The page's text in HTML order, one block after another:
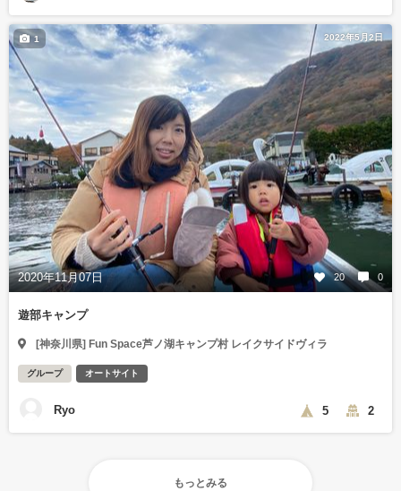
2022年5月2日
2020年11月07日 20 0
1
遊部キャンプ
[神奈川県] Fun Space芦ノ湖キャンプ村 レイクサイドヴィラ
グループ オートサイト
Ryo 5 2
もっとみる